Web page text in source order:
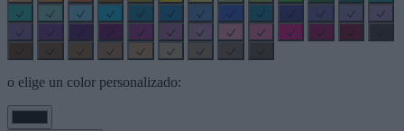
o elige un color personalizado: